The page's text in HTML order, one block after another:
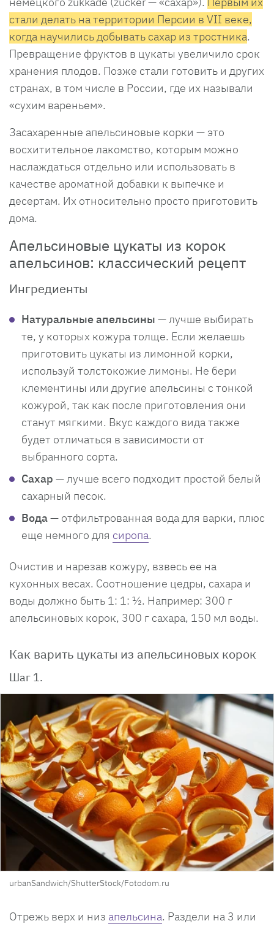
стали делать на территории Персии в VII веке,
когда научились добывать сахар из тростника.
Превращение фруктов в цукаты увеличило срок
хранения плодов. Позже стали готовить и других
странах, в том числе в России, где их называли
«сухим вареньем».
Засахаренные апельсиновые корки — это
восхитительное лакомство, которым можно
наслаждаться отдельно или использовать в
качестве ароматной добавки к выпечке и
десертам. Их относительно просто приготовить
дома.
Апельсиновые цукаты из корок
апельсинов: классический рецепт
Ингредиенты
Натуральные апельсины — лучше выбирать
те, у которых кожура толще. Если желаешь
приготовить цукаты из лимонной корки,
используй толстокожие лимоны. Не бери
клементины или другие апельсины с тонкой
кожурой, так как после приготовления они
станут мягкими. Вкус каждого вида также
будет отличаться в зависимости от
выбранного сорта.
Сахар — лучше всего подходит простой белый
сахарный песок.
Вода— отфильтрованная вода для варки, плюс
еще немного для сиропа.
Очистив и нарезав кожуру, взвесь ее на
кухонных весах. Соотношение цедры, сахара и
воды должно быть 1: 1: ½. Например: 300 г
апельсиновых корок, 300 г сахара, 150 мл воды.
Как варить цукаты из апельсиновых корок
Шаг 1.
urbanSandwich/ShutterStock/Fotodom.ru
Отрежь верх и низ апельсина. Раздели на 3 или